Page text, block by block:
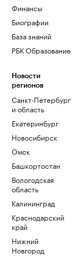
Финансы
Биографии
База знаний
РБК Образование
Новости
регионов
Санкт-Петербург
и область
Екатеринбург
Новосибирск
Омск
Башкортостан
Вологодская
область
Калининград
Краснодарский
край
Нижний
Новгород